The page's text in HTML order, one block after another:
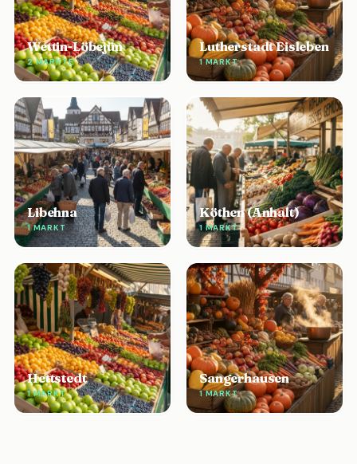
Wettin-Löbejün
2 MÄRKTE
Lutherstadt Eisleben
1 MARKT
Libehna
1 MARKT
Köthen (Anhalt)
1 MARKT
Hettstedt
1 MARKT
Sangerhausen
1 MARKT